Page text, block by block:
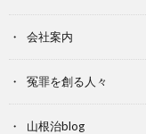
会社案内
冤罪を創る人々
山根治blog